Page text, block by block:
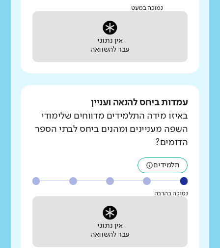
נמוכה במעט
אין נתוני
עבר להשוואה
עמדות ביחס להנאה ועניין
באיזו מידה התלמידים מדווחים שלימודי
השפה מעניינים ומהנים ביחס לבתי הספר
הדומים?
תלמידים
נמוכה בהרבה
אין נתוני
עבר להשוואה